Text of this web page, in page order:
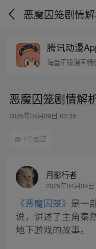
恶魔囚笼剧情
腾讯动漫
海量正版漫画畅
恶魔囚笼剧情解
2025年04月09日 02:35
1个回答
月影行者
2025年04月09
《恶魔囚笼》 是一
说，讲述了主角秦
地下游戏的故事。